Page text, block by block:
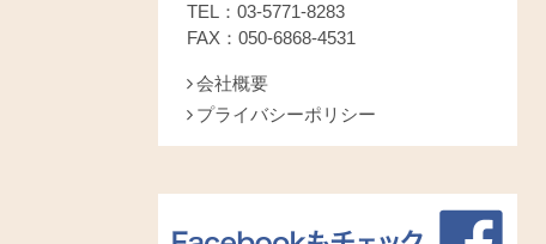
TEL：03-5771-8283
FAX：050-6868-4531
会社概要
プライバシーポリシー